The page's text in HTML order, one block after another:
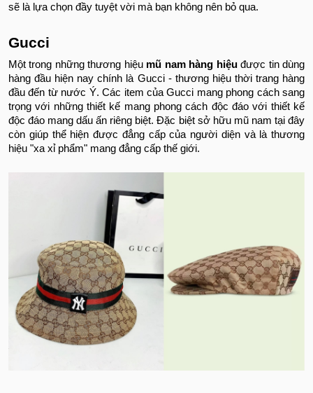
sẽ là lựa chọn đầy tuyệt vời mà bạn không nên bỏ qua.
Gucci
Một trong những thương hiệu mũ nam hàng hiệuđược tin dùng
hàng đầu hiện nay chính là Gucci - thương hiệu thời trang hàng
đầu đến từ nước Ý. Các item của Gucci mang phong cách sang
trọng với những thiết kế mang phong cách độc đáo với thiết kế
độc đáo mang dấu ấn riêng biệt. Đặc biệt sở hữu mũ nam tại đây
còn giúp thể hiện được đẳng cấp của người diện và là thương
hiệu "xa xỉ phẩm" mang đẳng cấp thế giới.